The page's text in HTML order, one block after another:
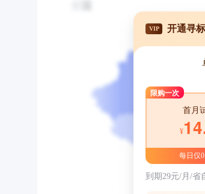
VIP 开通寻
限购一次
首月
¥
每日仅
到期29元/月/省